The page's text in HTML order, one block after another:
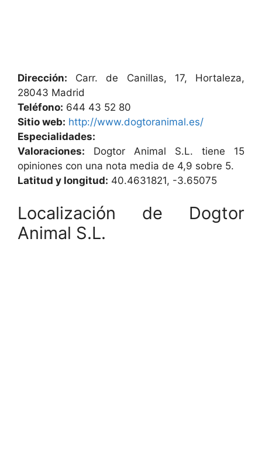
Dirección: Carr. de Canillas, 17, Hortaleza,
28043 Madrid
Teléfono: 644 43 52 80
Sitio web: http://www.dogtoranimal.es/
Especialidades:
Valoraciones: Dogtor Animal S.L. tiene 15
opiniones con una nota media de 4,9 sobre 5.
Latitud y longitud: 40.4631821, -3.65075
Localización de Dogtor
Animal S.L.